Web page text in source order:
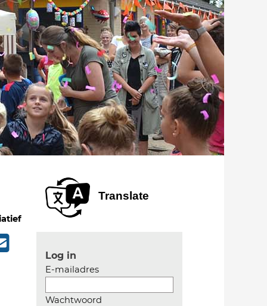
Translate
Log in
E-mailadres
Wachtwoord